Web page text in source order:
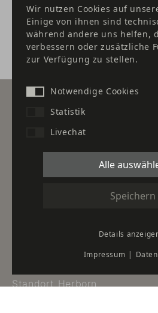
Karriere
Standort Herborn
Wir nutzen Cookies auf
Einige von ihnen sind
während andere uns helfen,
verbessern oder zusätzliche
zur Verfügung zu stellen.
Notwendige Cookies
Statistik
Livechat
Alle
Speichern
Details
Impressum